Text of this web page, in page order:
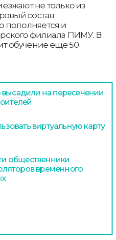
не только из
состав
пополняется и
филиала ПИМУ. В
обучение еще 50
высадили на пересечении
виртуальную карту
общественники
временного